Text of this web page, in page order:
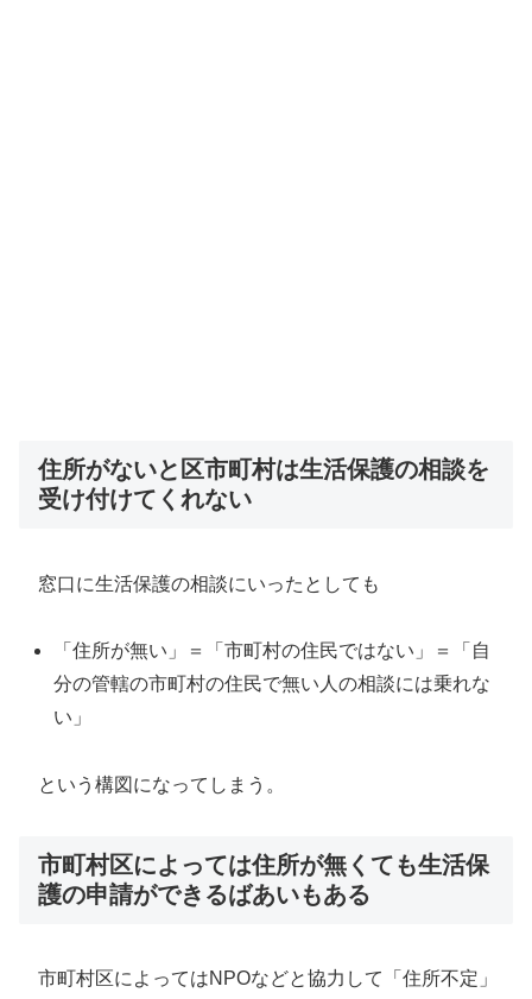
住所がないと区市町村は生活保護の相談を
受け付けてくれない
窓口に生活保護の相談にいったとしても
「住所が無い」＝「市町村の住民ではない」＝「自
分の管轄の市町村の住民で無い人の相談には乗れな
い」
という構図になってしまう。
市町村区によっては住所が無くても生活保
護の申請ができるばあいもある
市町村区によってはNPOなどと協力して「住所不定」